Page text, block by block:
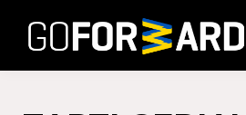
Seminarai